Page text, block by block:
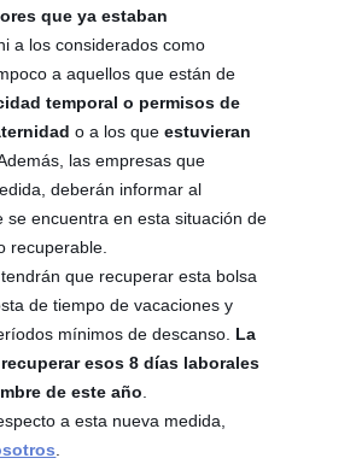
que ya estaban
ni a los considerados como
a aquellos que están de
temporal o permisos de
o a los que estuvieran
Además, las empresas que
deberán informar al
se encuentra en esta situación de
recuperable.
que recuperar esta bolsa
de tiempo de vacaciones y
mínimos de descanso. La
esos 8 días laborales
de este año
a esta nueva medida,